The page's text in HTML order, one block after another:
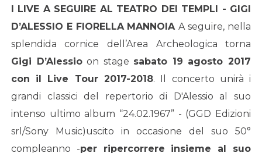
I LIVE A SEGUIRE AL TEATRO DEI TEMPLI - GIGI
D’ALESSIO E FIORELLA MANNOIAA seguire, nella
splendida cornice dell’Area Archeologica torna
Gigi D’Alessioon stage sabato 19 agosto 2017
con il Live Tour 2017-2018. Il concerto unirà i
grandi classici del repertorio di D'Alessio al suo
intenso ultimo album “24.02.1967” - (GGD Edizioni
srl/Sony Music)uscito in occasione del suo 50°
compleanno -per ripercorrere insieme al suo